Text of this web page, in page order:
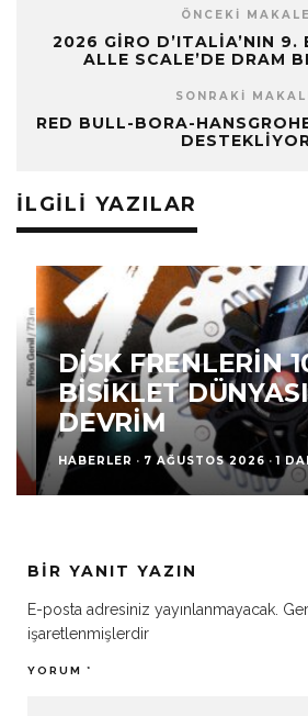
ÖNCEKI MAKALE
2026 GIRO D’ITALIA’NIN 9.
ALLE SCALE’DE DRAM
SONRAKI
RED BULL-BORA-
İLGILI YAZILAR
DISK FRENLERIN 10
BISIKLET
DEVRIM
HABERLER · 7 AĞUSTOS 2026 · 1
BIR YANIT YAZIN
E-posta adresiniz yayınlanmayacak.
işaretlenmişlerdir
YORUM *